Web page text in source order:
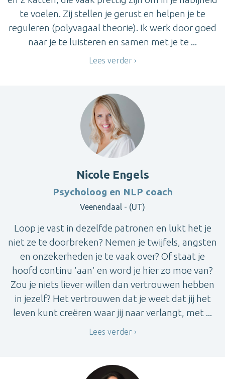
te voelen. Zij stellen je gerust en helpen je te
reguleren (polyvagaal theorie). Ik werk door goed
naar je te luisteren en samen met je te ...
Lees verder
Nicole Engels
Psycholoog en NLP coach
Veenendaal - (UT)
Loop je vast in dezelfde patronen en lukt het je
niet ze te doorbreken? Nemen je twijfels, angsten
en onzekerheden je te vaak over? Of staat je
hoofd continu 'aan' en word je hier zo moe van?
Zou je niets liever willen dan vertrouwen hebben
in jezelf? Het vertrouwen dat je weet dat jij het
leven kunt creëren waar jij naar verlangt, met ...
Lees verder